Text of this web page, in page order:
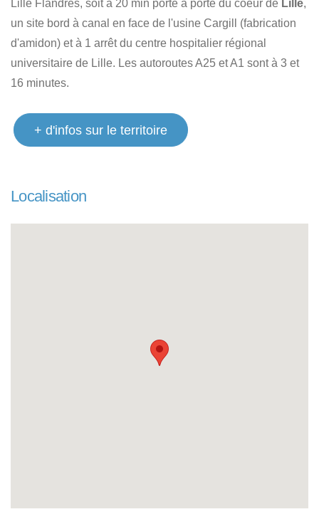
Lille Flandres, soit à 20 min porte à porte du coeur de Lille,
un site bord à canal en face de l'usine Cargill (fabrication
d'amidon) et à 1 arrêt du centre hospitalier régional
universitaire de Lille. Les autoroutes A25 et A1 sont à 3 et
16 minutes.
+ d'infos sur le territoire
Localisation